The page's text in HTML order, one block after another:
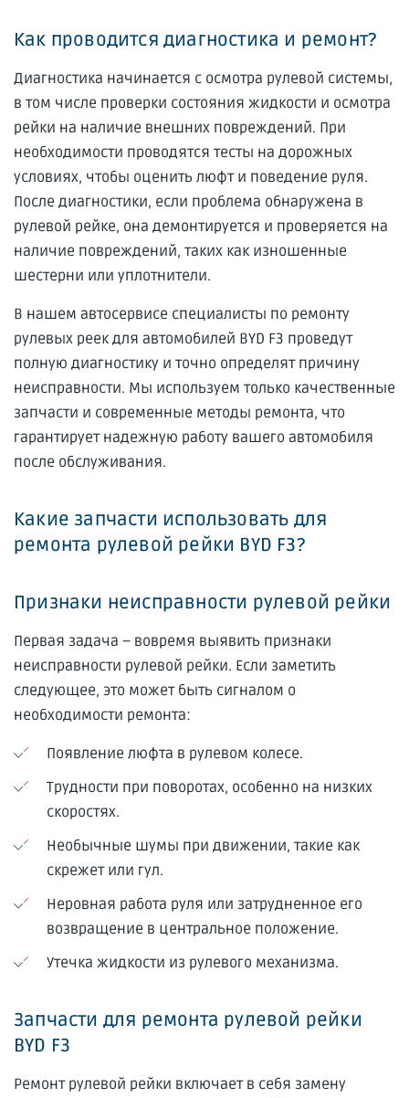
Как проводится диагностика и ремонт?
Диагностика начинается с осмотра рулевой системы,
в том числе проверки состояния жидкости и осмотра
рейки на наличие внешних повреждений. При
необходимости проводятся тесты на дорожных
условиях, чтобы оценить люфт и поведение руля.
После диагностики, если проблема обнаружена в
рулевой рейке, она демонтируется и проверяется на
наличие повреждений, таких как изношенные
шестерни или уплотнители.
В нашем автосервисе специалисты по ремонту
рулевых реек для автомобилей BYD F3 проведут
полную диагностику и точно определят причину
неисправности. Мы используем только качественные
запчасти и современные методы ремонта, что
гарантирует надежную работу вашего автомобиля
после обслуживания.
Какие запчасти использовать для
ремонта рулевой рейки BYD F3?
Признаки неисправности рулевой рейки
Первая задача – вовремя выявить признаки
неисправности рулевой рейки. Если заметить
следующее, это может быть сигналом о
необходимости ремонта:
Появление люфта в рулевом колесе.
Трудности при поворотах, особенно на низких
скоростях.
Необычные шумы при движении, такие как
скрежет или гул.
Неровная работа руля или затрудненное его
возвращение в центральное положение.
Утечка жидкости из рулевого механизма.
Запчасти для ремонта рулевой рейки
BYD F3
Ремонт рулевой рейки включает в себя замену